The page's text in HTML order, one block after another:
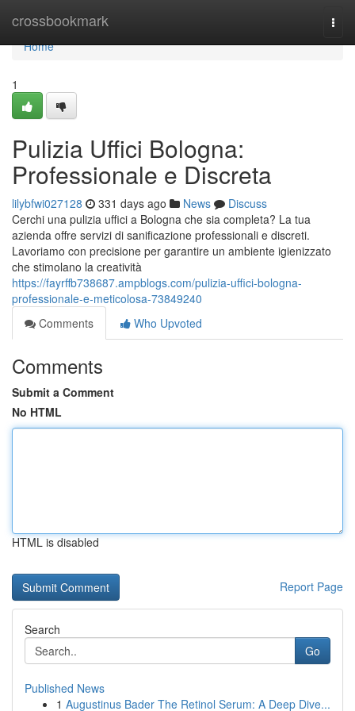
crossbookmark
Home
Home
1
Pulizia Uffici Bologna:
Professionale e Discreta
lilybfwi027128 331 days ago News
Discuss
Cerchi una pulizia uffici a Bologna che sia completa? La tua
azienda offre servizi di sanificazione professionali e discreti.
Lavoriamo con precisione per garantire un ambiente igienizzato
che stimolano la creatività
https://fayrffb738687.ampblogs.com/pulizia-uffici-bologna-
professionale-e-meticolosa-73849240
Comments
Who Upvoted
Comments
Submit a Comment
No HTML
HTML is disabled
Report Page
Search
Go
Published News
1 Augustinus Bader The Retinol Serum: A Deep Dive...